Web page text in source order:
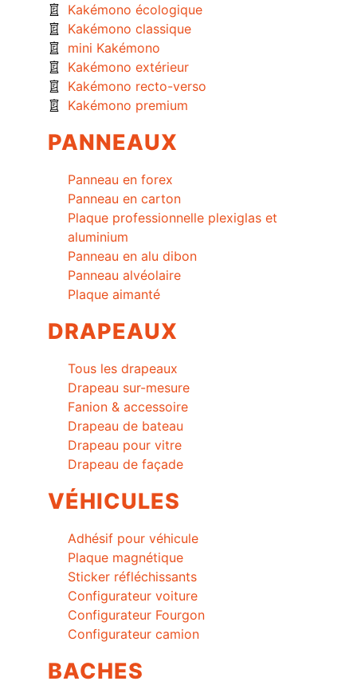
Kakémono écologique
Kakémono classique
mini Kakémono
Kakémono extérieur
Kakémono recto-verso
Kakémono premium
PANNEAUX
Panneau en forex
Panneau en carton
Plaque professionnelle plexiglas et
aluminium
Panneau en alu dibon
Panneau alvéolaire
Plaque aimanté
DRAPEAUX
Tous les drapeaux
Drapeau sur-mesure
Fanion & accessoire
Drapeau de bateau
Drapeau pour vitre
Drapeau de façade
VÉHICULES
Adhésif pour véhicule
Plaque magnétique
Sticker réfléchissants
Configurateur voiture
Configurateur Fourgon
Configurateur camion
BACHES